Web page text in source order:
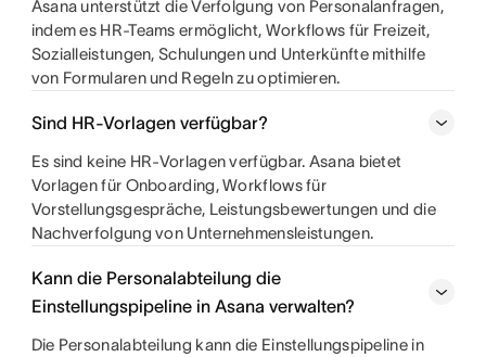
Asana unterstützt die Verfolgung von Personalanfragen,
indem es HR-Teams ermöglicht, Workflows für Freizeit,
Sozialleistungen, Schulungen und Unterkünfte mithilfe
von Formularen und Regeln zu optimieren.
Sind HR-Vorlagen verfügbar?
Es sind keine HR-Vorlagen verfügbar. Asana bietet
Vorlagen für Onboarding, Workflows für
Vorstellungsgespräche, Leistungsbewertungen und die
Nachverfolgung von Unternehmensleistungen.
Kann die Personalabteilung die
Einstellungspipeline in Asana verwalten?
Die Personalabteilung kann die Einstellungspipeline in